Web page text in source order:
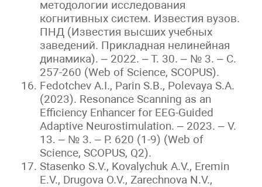
методологии исследования
когнитивных систем. Известия вузов.
ПНД (Известия высших учебных
заведений. Прикладная нелинейная
динамика). – 2022. – Т. 30. – № 3. – С.
257-260 (Web of Science, SCOPUS).
Fedotchev A.I., Parin S.B., Polevaya S.A.
(2023). Resonance Scanning as an
Efficiency Enhancer for EEG-Guided
Adaptive Neurostimulation. – 2023. – V.
13. – № 3. – P. 620 (1-9) (Web of
Science, SCOPUS, Q2).
Stasenko S.V., Kovalychuk A.V., Eremin
E.V., Drugova O.V., Zarechnova N.V.,